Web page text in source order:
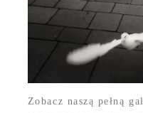
Zobacz naszą pełną